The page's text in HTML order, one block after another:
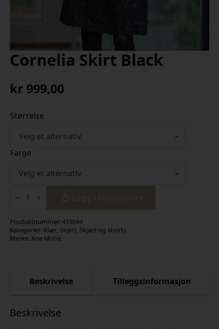
Cornelia Skirt Black
kr 999,00
Størrelse
Farge
Produktnummer: 418044
Kategorier: Klær, Skjørt, Skjørt og shorts
Merke: Ane Mone
Beskrivelse Tilleggsinformasjon
Beskrivelse